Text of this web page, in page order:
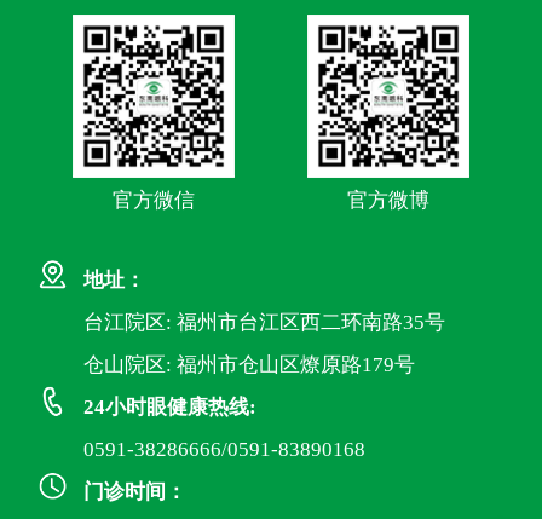
官方微信 官方微博
地址：
台江院区: 福州市台江区西二环南路35号
仓山院区: 福州市仓山区燎原路179号
24小时眼健康热线:
0591-38286666/0591-83890168
门诊时间：